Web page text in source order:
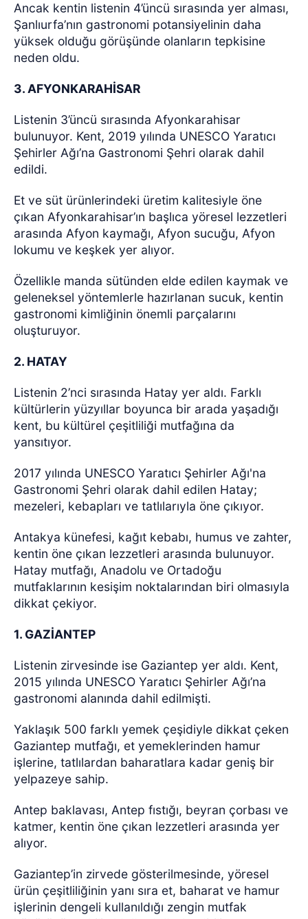
Ancak kentin listenin 4’üncü sırasında yer alması,
Şanlıurfa’nın gastronomi potansiyelinin daha
yüksek olduğu görüşünde olanların tepkisine
neden oldu.
3. AFYONKARAHİSAR
Listenin 3’üncü sırasında Afyonkarahisar
bulunuyor. Kent, 2019 yılında UNESCO Yaratıcı
Şehirler Ağı’na Gastronomi Şehri olarak dahil
edildi.
Et ve süt ürünlerindeki üretim kalitesiyle öne
çıkan Afyonkarahisar’ın başlıca yöresel lezzetleri
arasında Afyon kaymağı, Afyon sucuğu, Afyon
lokumu ve keşkek yer alıyor.
Özellikle manda sütünden elde edilen kaymak ve
geleneksel yöntemlerle hazırlanan sucuk, kentin
gastronomi kimliğinin önemli parçalarını
oluşturuyor.
2. HATAY
Listenin 2’nci sırasında Hatay yer aldı. Farklı
kültürlerin yüzyıllar boyunca bir arada yaşadığı
kent, bu kültürel çeşitliliği mutfağına da
yansıtıyor.
2017 yılında UNESCO Yaratıcı Şehirler Ağı'na
Gastronomi Şehri olarak dahil edilen Hatay;
mezeleri, kebapları ve tatlılarıyla öne çıkıyor.
Antakya künefesi, kağıt kebabı, humus ve zahter,
kentin öne çıkan lezzetleri arasında bulunuyor.
Hatay mutfağı, Anadolu ve Ortadoğu
mutfaklarının kesişim noktalarından biri olmasıyla
dikkat çekiyor.
1. GAZİANTEP
Listenin zirvesinde ise Gaziantep yer aldı. Kent,
2015 yılında UNESCO Yaratıcı Şehirler Ağı’na
gastronomi alanında dahil edilmişti.
Yaklaşık 500 farklı yemek çeşidiyle dikkat çeken
Gaziantep mutfağı, et yemeklerinden hamur
işlerine, tatlılardan baharatlara kadar geniş bir
yelpazeye sahip.
Antep baklavası, Antep fıstığı, beyran çorbası ve
katmer, kentin öne çıkan lezzetleri arasında yer
alıyor.
Gaziantep’in zirvede gösterilmesinde, yöresel
ürün çeşitliliğinin yanı sıra et, baharat ve hamur
işlerinin dengeli kullanıldığı zengin mutfak